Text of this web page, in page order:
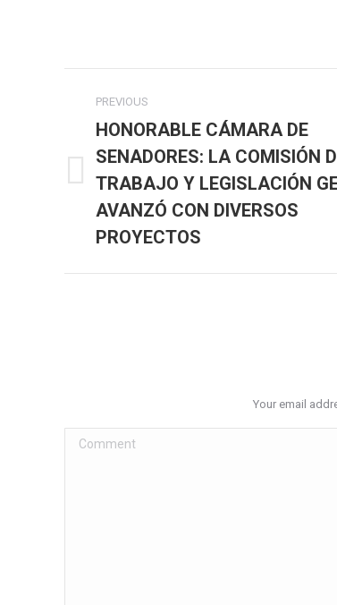
navigation
PREVIOUS
Previous
post:
HONORABLE CÁMARA DE
SENADORES: LA COMISIÓN
TRABAJO Y LEGISLACIÓN
AVANZÓ CON DIVERSOS
PROYECTOS
Your email
Comment